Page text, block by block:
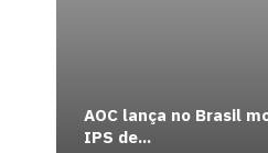
AOC lança no Brasil
IPS de...